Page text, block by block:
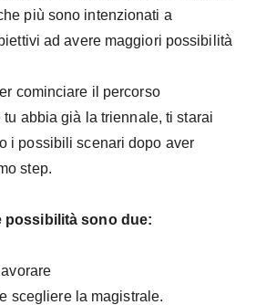
più sono intenzionati a
ad avere maggiori possibilità
cominciare il percorso
abbia già la triennale, ti starai
i possibili scenari dopo aver
step.
possibilità sono due:
scegliere la magistrale.